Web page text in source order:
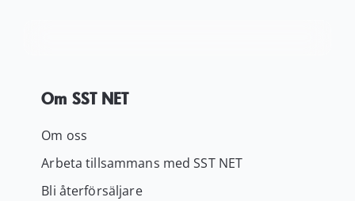
Om SST NET
Om oss
Arbeta tillsammans med SST NET
Bli återförsäljare